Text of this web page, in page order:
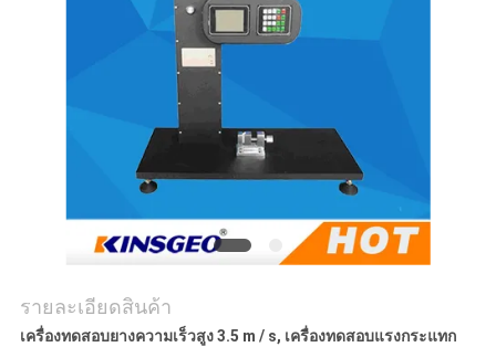
รายละเอียดสินค้า
เครื่องทดสอบยางความเร็วสูง 3.5 m / s, เครื่องทดสอบแรงกระแทก